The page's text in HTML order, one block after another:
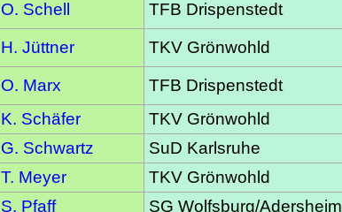
O. Schell TFB Drispenstedt
H. Jüttner TKV Grönwohld
O. Marx TFB Drispenstedt
K. Schäfer TKV Grönwohld
G. Schwartz SuD Karlsruhe
T. Meyer TKV Grönwohld
S. Pfaff SG Wolfsburg/Adersheim